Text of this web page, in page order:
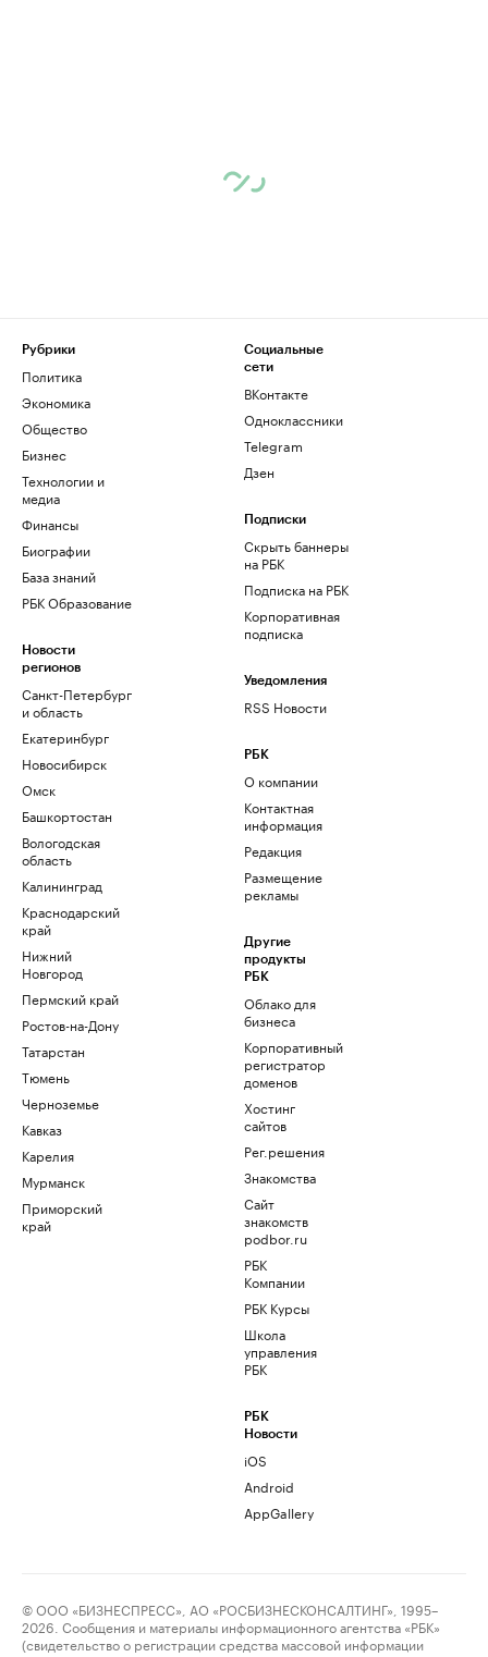
Рубрики
Политика
Экономика
Общество
Бизнес
Технологии и
медиа
Финансы
Биографии
База знаний
РБК Образование
Новости
регионов
Санкт-Петербург
и область
Екатеринбург
Новосибирск
Омск
Башкортостан
Вологодская
область
Калининград
Краснодарский
край
Нижний
Новгород
Пермский край
Ростов-на-Дону
Татарстан
Тюмень
Черноземье
Кавказ
Карелия
Мурманск
Приморский
край
Социальные
сети
ВКонтакте
Одноклассники
Telegram
Дзен
Подписки
Скрыть баннеры
на РБК
Подписка на РБК
Корпоративная
подписка
Уведомления
RSS Новости
РБК
О компании
Контактная
информация
Редакция
Размещение
рекламы
Другие
продукты
РБК
Облако для
бизнеса
Корпоративный
регистратор
доменов
Хостинг
сайтов
Рег.решения
Знакомства
Сайт
знакомств
podbor.ru
РБК
Компании
РБК Курсы
Школа
управления
РБК
РБК
Новости
iOS
Android
AppGallery
© ООО «БИЗНЕСПРЕСС», АО «РОСБИЗНЕСКОНСАЛТИНГ», 1995–
2026. Сообщения и материалы информационного агентства «РБК»
(свидетельство о регистрации средства массовой информации